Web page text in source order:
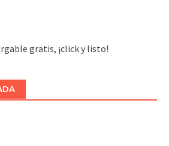
gratis, ¡click y listo!